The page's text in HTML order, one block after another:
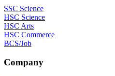
SSC Science
HSC Science
HSC Arts
HSC Commerce
BCS/Job
Company